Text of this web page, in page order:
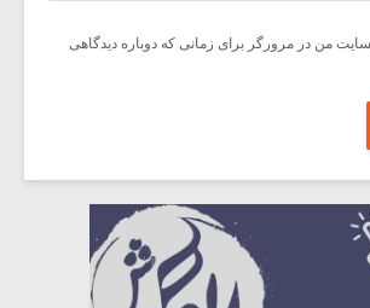
من در مرورگر برای زمانی که دوباره دیدگاهی